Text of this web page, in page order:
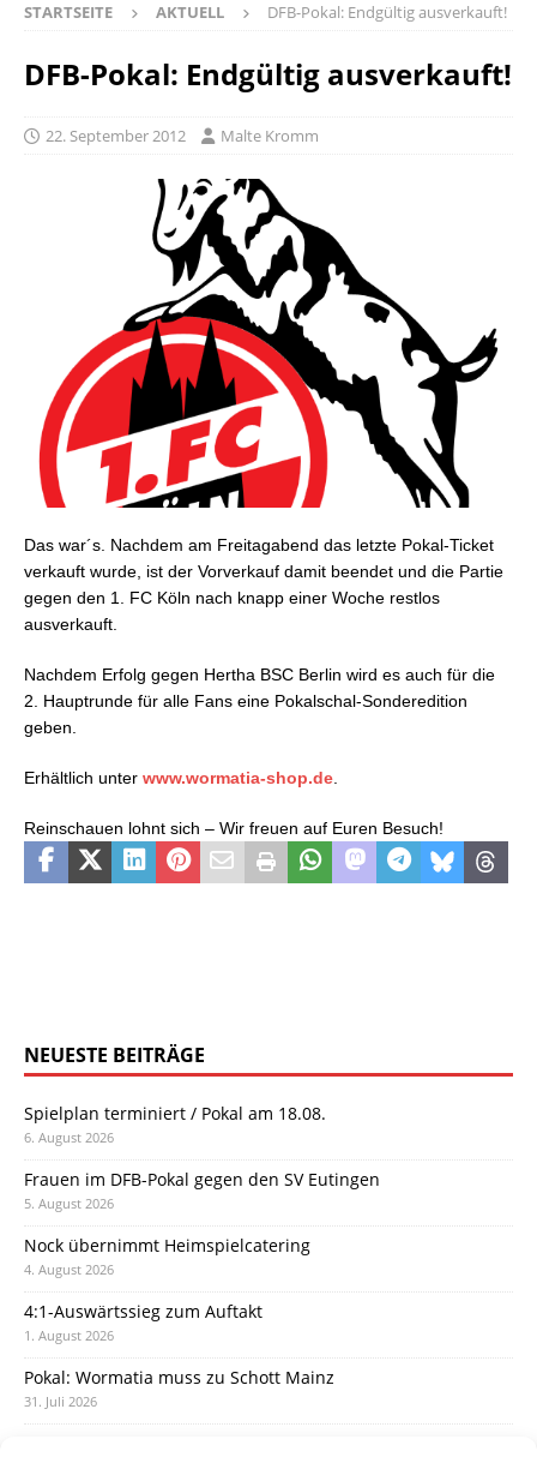
STARTSEITE AKTUELL DFB-Pokal: Endgültig ausverkauft!
DFB-Pokal: Endgültig ausverkauft!
22. September 2012 Malte Kromm
Das war´s. Nachdem am Freitagabend das letzte Pokal-Ticket
verkauft wurde, ist der Vorverkauf damit beendet und die Partie
gegen den 1. FC Köln nach knapp einer Woche restlos
ausverkauft.
Nachdem Erfolg gegen Hertha BSC Berlin wird es auch für die
2. Hauptrunde für alle Fans eine Pokalschal-Sonderedition
geben.
Erhältlich unter www.wormatia-shop.de
Reinschauen lohnt sich – Wir freuen auf Euren Besuch!
NEUESTE BEITRÄGE
Spielplan terminiert / Pokal am 18.08.
6. August 2026
Frauen im DFB-Pokal gegen den SV Eutingen
5. August 2026
Nock übernimmt Heimspielcatering
4. August 2026
4:1-Auswärtssieg zum Auftakt
1. August 2026
Pokal: Wormatia muss zu Schott Mainz
31. Juli 2026